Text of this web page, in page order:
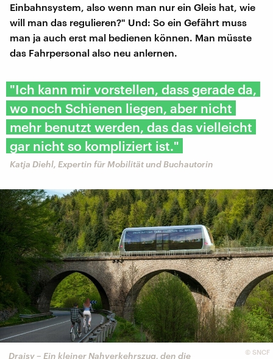
Einbahnsystem, also wenn man nur ein Gleis hat, wie
will man das regulieren?" Und: So ein Gefährt muss
man ja auch erst mal bedienen können. Man müsste
das Fahrpersonal also neu anlernen.
"Ich kann mir vorstellen, dass gerade da,
wo noch Schienen liegen, aber nicht
mehr benutzt werden, das das vielleicht
gar nicht so kompliziert ist."
Katja Diehl, Expertin für Mobilität und Buchautorin
© SNCF
Draisy – Ein kleiner Nahverkehrszug, den die